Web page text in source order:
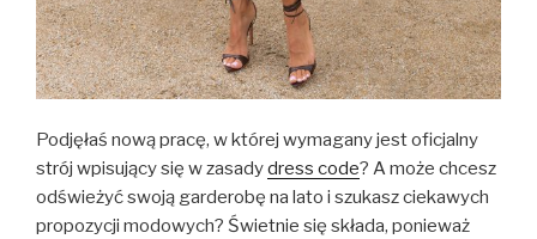
Podjęłaś nową pracę, w której wymagany jest oficjalny
strój wpisujący się w zasadydress code? A może chcesz
odświeżyć swoją garderobę na lato i szukasz ciekawych
propozycji modowych? Świetnie się składa, ponieważ